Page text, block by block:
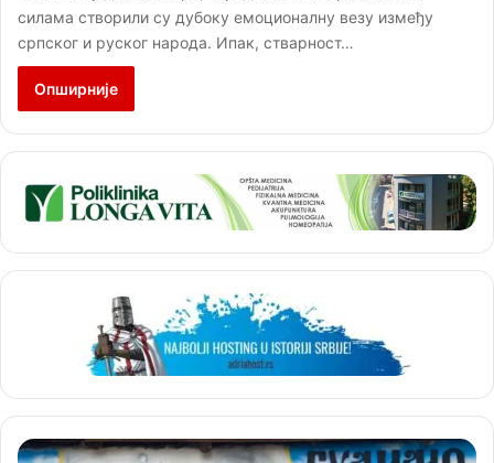
силама створили су дубоку емоционалну везу између
српског и руског народа. Ипак, стварност…
Опширније